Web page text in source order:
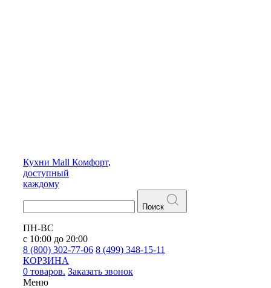
Кухни Mall Комфорт,
доступный
каждому
Поиск
ПН-ВС
с 10:00 до 20:00
8 (800) 302-77-06 8 (499) 348-15-11
КОРЗИНА
0 товаров. Заказать звонок
Меню